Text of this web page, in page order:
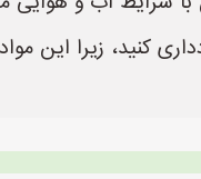
زیرا این مواد